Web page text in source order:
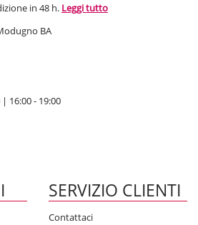
in 48 h. Leggi tutto
BA
16:00 - 19:00
SERVIZIO CLIENTI
Contattaci